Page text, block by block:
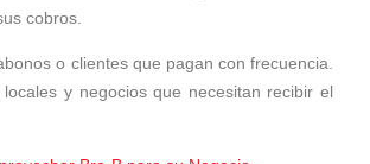
cobros.
o clientes que pagan con frecuencia.
y negocios que necesitan recibir el